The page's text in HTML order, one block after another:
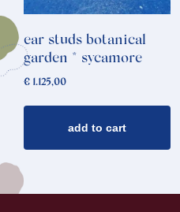
ear studs botanical
garden * sycamore
€ 1.125,00
add to cart